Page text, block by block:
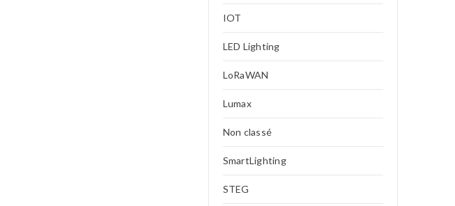
IOT
LED Lighting
LoRaWAN
Lumax
Non classé
SmartLighting
STEG